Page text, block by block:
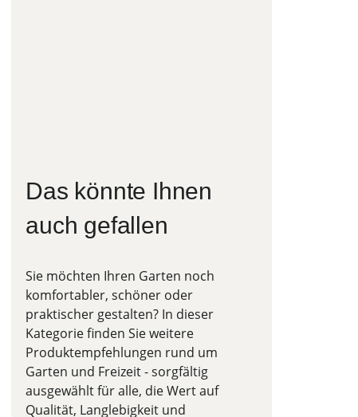
Das könnte Ihnen
auch gefallen
Sie möchten Ihren Garten noch
komfortabler, schöner oder
praktischer gestalten? In dieser
Kategorie finden Sie weitere
Produktempfehlungen rund um
Garten und Freizeit - sorgfältig
ausgewählt für alle, die Wert auf
Qualität, Langlebigkeit und